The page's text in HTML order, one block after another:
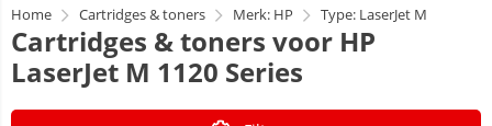
Home Cartridges & toners Merk: HP Type: LaserJet M
Cartridges & toners voor HP
LaserJet M 1120 Series